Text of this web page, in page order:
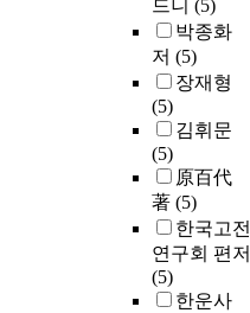
드니 (5)
박종화
저 (5)
장재형
(5)
김휘문
(5)
原百代
著 (5)
한국고전
연구회 편저
(5)
한운사